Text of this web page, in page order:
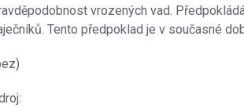
vrozených vad.
Tento předpoklad je v současné